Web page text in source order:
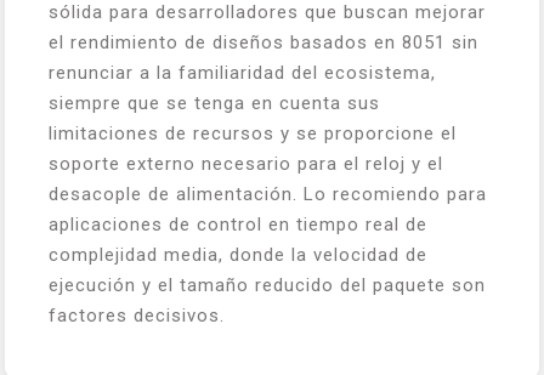
sólida para desarrolladores que buscan mejorar
el rendimiento de diseños basados en 8051 sin
renunciar a la familiaridad del ecosistema,
siempre que se tenga en cuenta sus
limitaciones de recursos y se proporcione el
soporte externo necesario para el reloj y el
desacople de alimentación. Lo recomiendo para
aplicaciones de control en tiempo real de
complejidad media, donde la velocidad de
ejecución y el tamaño reducido del paquete son
factores decisivos.